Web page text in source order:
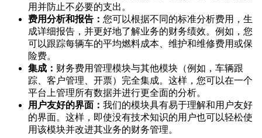
用并防止不必要的支出。
费用分析和报告： 您可以根据不同的标准分析费用，生
成详细报告，并更好地了解业务的财务绩效。例如，您
可以跟踪每辆车的平均燃料成本、维护和维修费用或保
险费。
集成： 财务费用管理模块与其他模块（例如，车辆跟
踪、客户管理、开票）完全集成。这样，您可以在一个
平台上管理所有数据并进行更全面的分析。
用户友好的界面： 我们的模块具有易于理解和用户友好
的界面。这样，即使没有技术知识的用户也可以轻松使
用该模块并改进其业务的财务管理。